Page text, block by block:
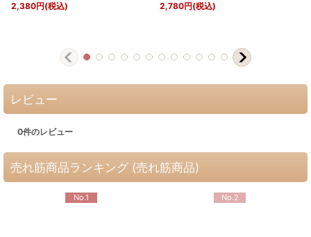
2,380円(税込)
2,780円(税込)
レビュー
0件のレビュー
売れ筋商品ランキング (売れ筋商品)
No.1 No.2